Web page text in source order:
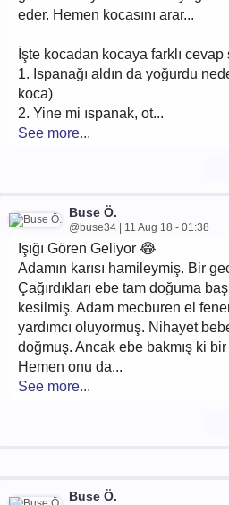
eder. Hemen kocasını arar...
İşte kocadan kocaya farklı cevap
1. Ispanağı aldın da yoğurdu
koca)
2. Yine mi ıspanak, ot...
See more...
Buse Ö.
@buse34 | 11 Aug 18 - 01:38
Işığı Gören Geliyor 😂
Adamın karısı hamileymiş. Bir
Çağırdıkları ebe tam doğuma
kesilmiş. Adam mecburen el
yardımcı oluyormuş. Nihayet
doğmuş. Ancak ebe bakmış ki
Hemen onu da...
See more...
Buse Ö.